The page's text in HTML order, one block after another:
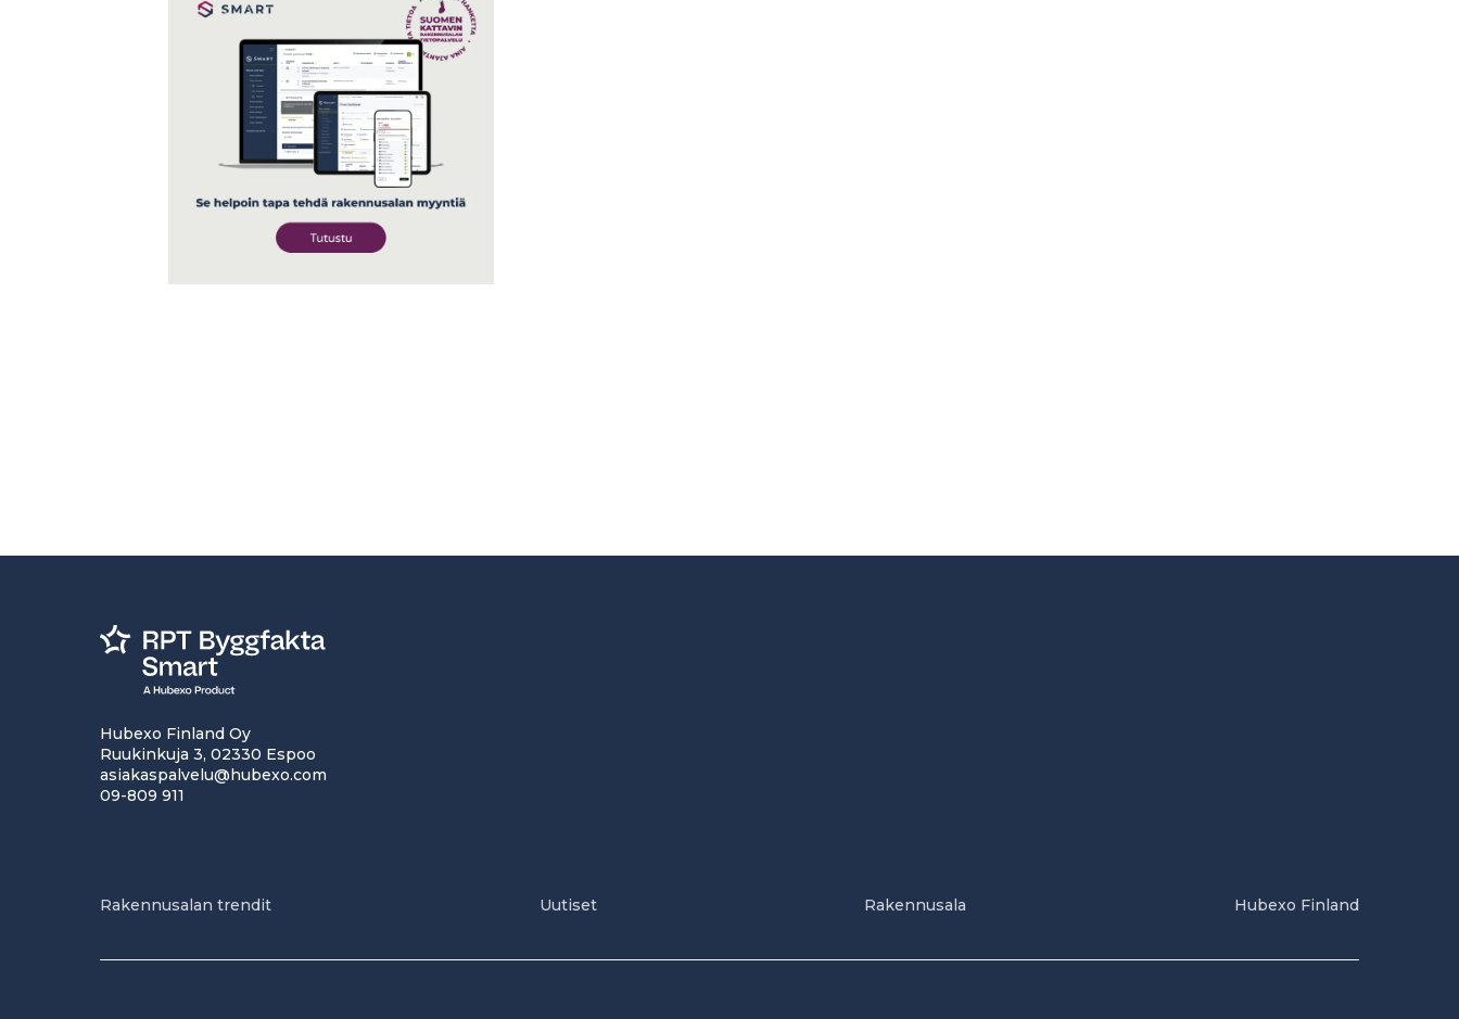
Hubexo Finland Oy
Ruukinkuja 3, 02330 Espoo
asiakaspalvelu@hubexo.com
09-809 911
Rakennusalan trendit Uutiset Rakennusala Hubexo Finland